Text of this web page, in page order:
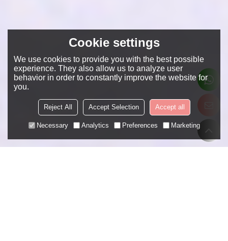
Cookie settings
We use cookies to provide you with the best possible
experience. They also allow us to analyze user
behavior in order to constantly improve the website for
you.
Reject All Accept Selection Accept all
Necessary Analytics Preferences Marketing